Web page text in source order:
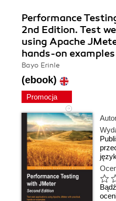
Performance
2nd Edition. Test
using Apache
hands-on examples
Bayo Erinle
(ebook)
Promocja